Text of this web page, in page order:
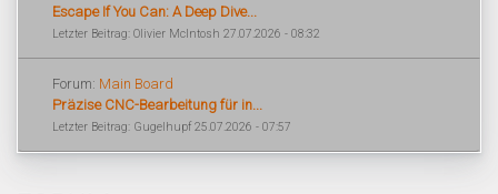
Escape If You Can: A Deep Dive...
Letzter Beitrag: Olivier McIntosh 27.07.2026 - 08:32
Forum: Main Board
Präzise CNC-Bearbeitung für in...
Letzter Beitrag: Gugelhupf 25.07.2026 - 07:57